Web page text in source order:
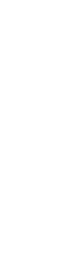
wanneer Hij
verheerlijkt
onder
ons
Met het oog
opnieuw, dat
al uw goede
geloof met
genade van